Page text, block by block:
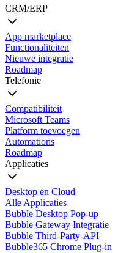
CRM/ERP
App marketplace
Functionaliteiten
Nieuwe integratie
Roadmap
Telefonie
Compatibiliteit
Microsoft Teams
Platform toevoegen
Automations
Roadmap
Applicaties
Desktop en Cloud
Alle Applicaties
Bubble Desktop Pop-up
Bubble Gateway Integratie
Bubble Third-Party-API
Bubble365 Chrome Plug-in